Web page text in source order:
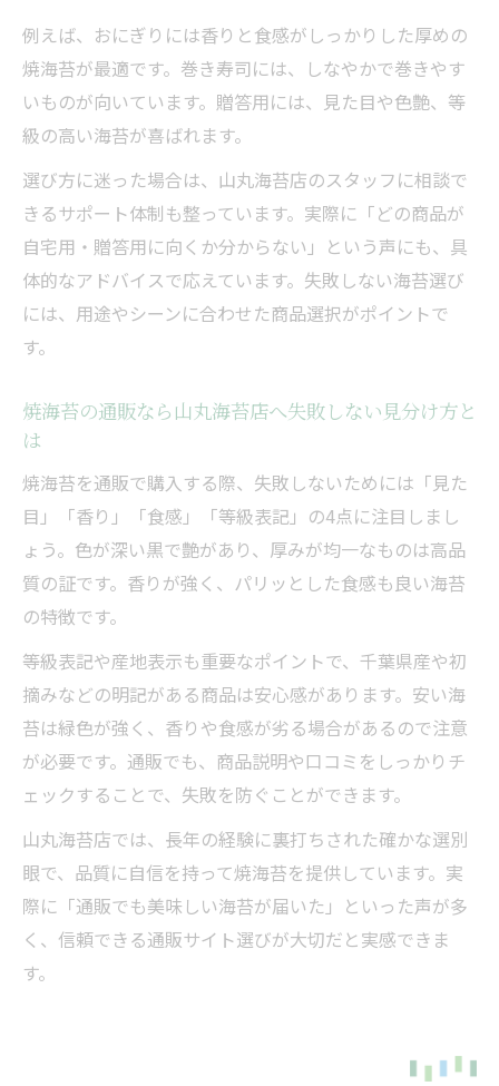
通販の違いを比較
例えば、おにぎりには香りと食感がしっかりした厚めの
焼海苔が最適です。巻き寿司には、しなやかで巻きやす
いものが向いています。贈答用には、見た目や色艶、等
級の高い海苔が喜ばれます。
選び方に迷った場合は、山丸海苔店のスタッフに相談で
きるサポート体制も整っています。実際に「どの商品が
自宅用・贈答用に向くか分からない」という声にも、具
体的なアドバイスで応えています。失敗しない海苔選び
には、用途やシーンに合わせた商品選択がポイントで
す。
焼海苔の通販なら山丸海苔店へ失敗しない見分け方と
は
焼海苔を通販で購入する際、失敗しないためには「見た
目」「香り」「食感」「等級表記」の4点に注目しまし
ょう。色が深い黒で艶があり、厚みが均一なものは高品
質の証です。香りが強く、パリッとした食感も良い海苔
の特徴です。
等級表記や産地表示も重要なポイントで、千葉県産や初
摘みなどの明記がある商品は安心感があります。安い海
苔は緑色が強く、香りや食感が劣る場合があるので注意
が必要です。通販でも、商品説明や口コミをしっかりチ
ェックすることで、失敗を防ぐことができます。
山丸海苔店では、長年の経験に裏打ちされた確かな選別
眼で、品質に自信を持って焼海苔を提供しています。実
際に「通販でも美味しい海苔が届いた」といった声が多
く、信頼できる通販サイト選びが大切だと実感できま
す。